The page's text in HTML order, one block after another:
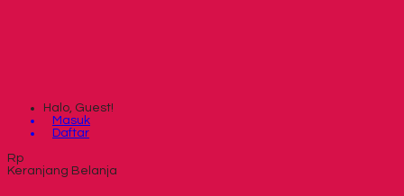
Halo, Guest!
Masuk
Daftar
Rp
Keranjang Belanja